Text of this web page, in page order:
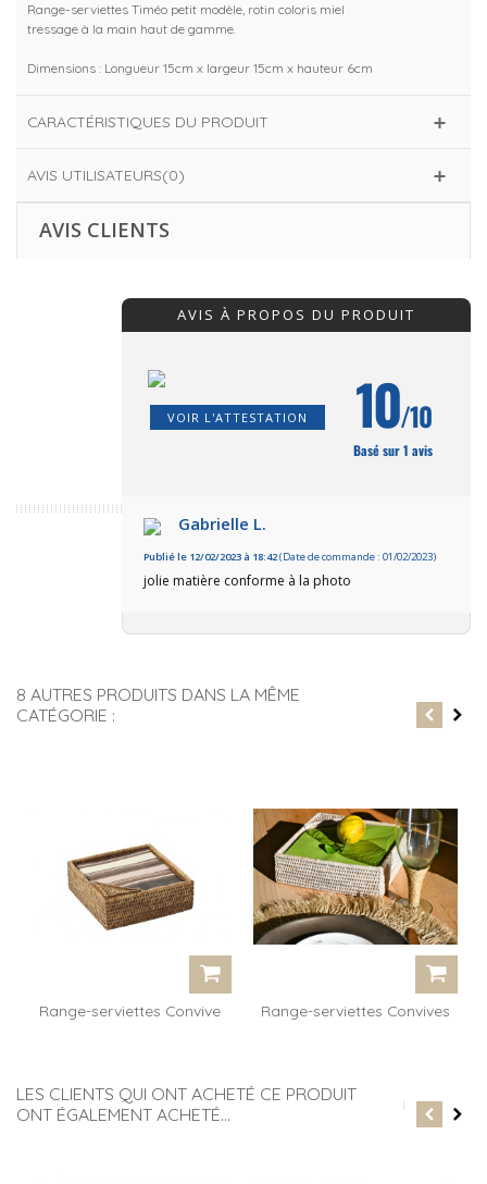
Range-serviettes Timéo petit modèle, rotin coloris miel
tressage à la main haut de gamme.
Dimensions : Longueur 15cm x largeur 15cm x hauteur 6cm
CARACTÉRISTIQUES DU PRODUIT
AVIS UTILISATEURS(0)
AVIS CLIENTS
AVIS À PROPOS DU PRODUIT
VOIR L'ATTESTATION 10/10
Basé sur 1 avis
Gabrielle L.
Publié le 12/02/2023 à 18:42(Date de commande : 01/02/2023)
jolie matière conforme à la photo
8 AUTRES PRODUITS DANS LA MÊME
CATÉGORIE :
Range-serviettes Convive
Range-serviettes Convives
LES CLIENTS QUI ONT ACHETÉ CE PRODUIT
ONT ÉGALEMENT ACHETÉ...